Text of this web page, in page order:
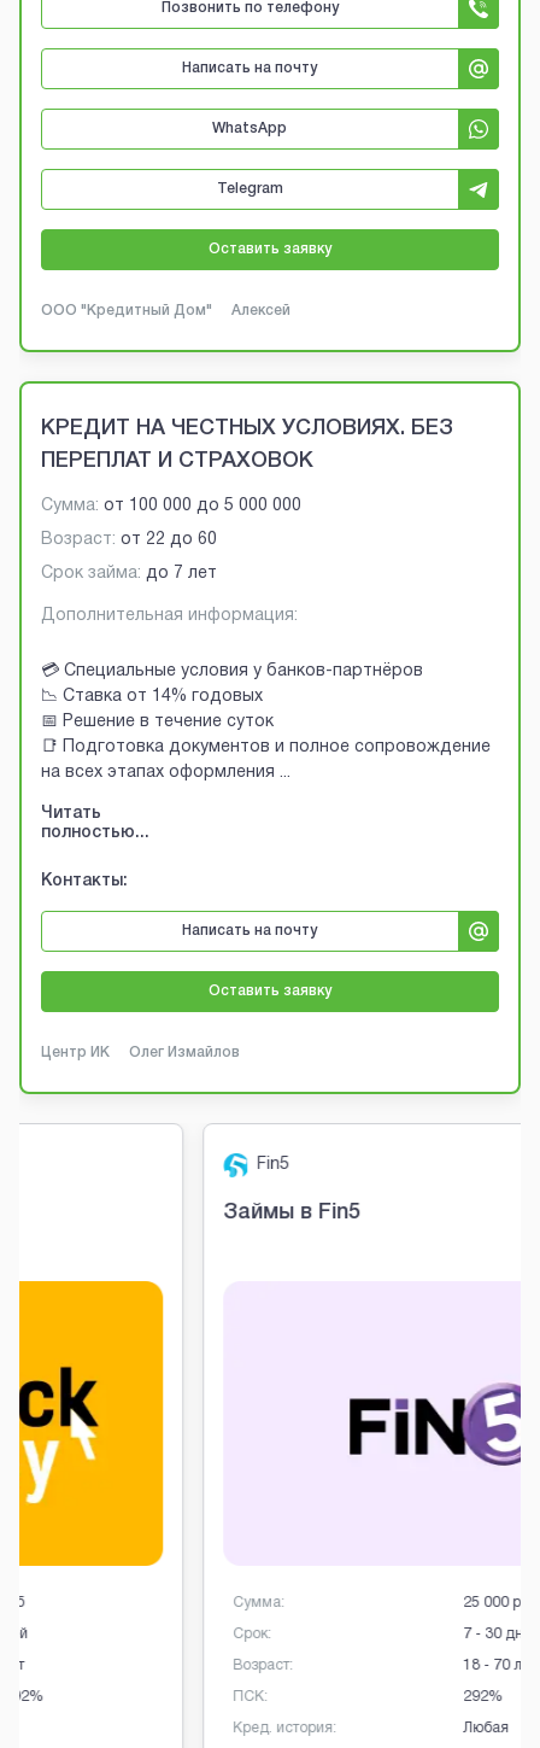
Позвонить по телефону
Написать на почту
WhatsApp
Telegram
Оставить заявку
ООО "Кредитный Дом" Алексей
КРЕДИТ НА ЧЕСТНЫХ УСЛОВИЯХ. БЕЗ
ПЕРЕПЛАТ И СТРАХОВОК
Сумма: от 100 000 до 5 000 000
Возраст: от 22 до 60
Срок займа: до 7 лет
Дополнительная информация:
💳 Специальные условия у банков-партнёров
📉 Ставка от 14% годовых
📅 Решение в течение суток
📑 Подготовка документов и полное сопровождение
на всех этапах оформления ...
Читать
полностью...
Контакты:
Написать на почту
Оставить заявку
Центр ИК Олег Измайлов
18 - 70 лет
Любая